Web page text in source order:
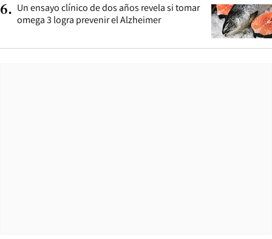
6. Un ensayo clínico de dos años revela si tomar
omega 3 logra prevenir el Alzheimer